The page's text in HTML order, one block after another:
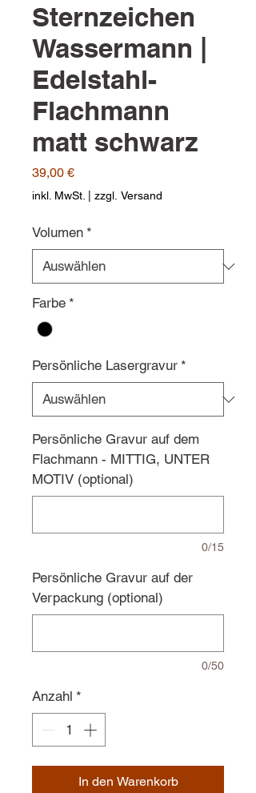
Sternzeichen
Wassermann |
Edelstahl-
Flachmann
matt schwarz
39,00 €Preis
inkl. MwSt. zzgl. Versand
Volumen *
Farbe *
Persönliche Lasergravur *
Persönliche Gravur auf dem
Flachmann - MITTIG, UNTER
MOTIV (optional)
0/15
Persönliche Gravur auf der
Verpackung (optional)
0/50
Anzahl *
In den Warenkorb